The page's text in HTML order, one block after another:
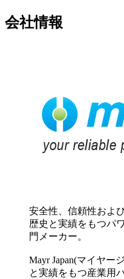
会社情報
安全性、信頼性およ
歴史と実績をもつパ
門メーカー。
Mayr Japan(マイヤー
と実績をもつ産業用